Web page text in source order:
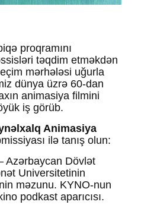
proqramını
təqdim etməkdən
mərhələsi uğurla
dünya üzrə 60-dan
animasiya filmini
iş görüb.
Animasiya
ilə tanış olun:
Azərbaycan Dövlət
Universitetinin
məzunu. KYNO-nun
podkast aparıcısı.